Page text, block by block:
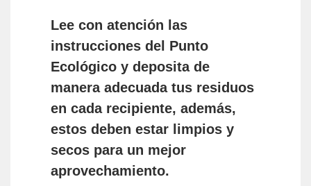
Lee con atención las
instrucciones del Punto
Ecológico y deposita de
manera adecuada tus residuos
en cada recipiente, además,
estos deben estar limpios y
secos para un mejor
aprovechamiento.